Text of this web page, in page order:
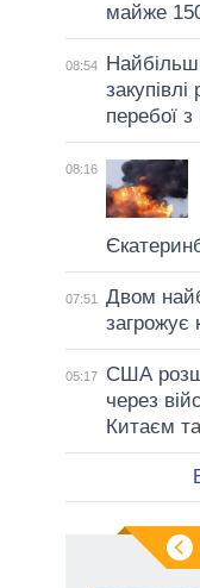
майже
08:54
перебої
08:16
07:51
Двом
загрожує
05:17
США
через
Китаєм